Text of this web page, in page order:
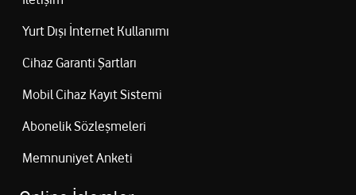
Yurt Dışı İnternet Kullanımı
Cihaz Garanti Şartları
Mobil Cihaz Kayıt Sistemi
Abonelik Sözleşmeleri
Memnuniyet Anketi